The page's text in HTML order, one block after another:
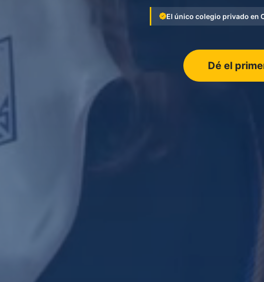
El único colegio privado en
Dé el